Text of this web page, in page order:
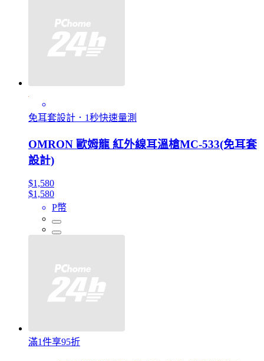
免耳套設計．1秒快速量測
OMRON 歐姆龍 紅外線耳溫槍MC-533(免耳套
設計)
$1,580
$1,580
P幣
滿1件享95折